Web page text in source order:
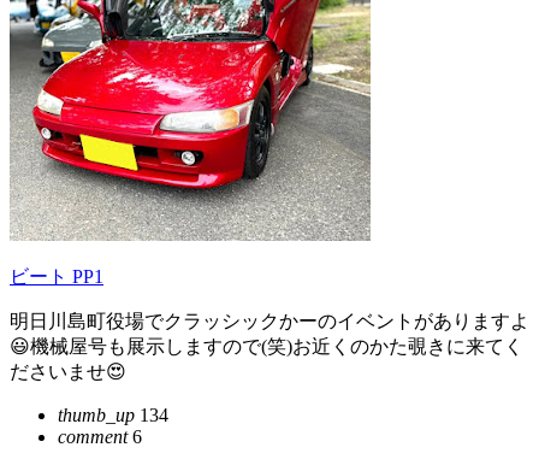
ビート PP1
明日川島町役場でクラッシックかーのイベントがありますよ
😃機械屋号も展示しますので(笑)お近くのかた覗きに来てく
ださいませ😍
thumb_up 134
comment6